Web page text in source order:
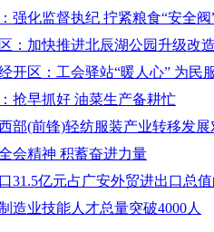
强化监督执纪 拧紧粮食“安全阀
：加快推进北辰湖公园升级改
开区：工会驿站“暖人心” 为民
抢早抓好 油菜生产备耕忙
部(前锋)轻纺服装产业转移发
新机遇 共建西部轻纺城
会精神 积蓄奋进力量
31.5亿元占广安外贸进出口总
造业技能人才总量突破4000人